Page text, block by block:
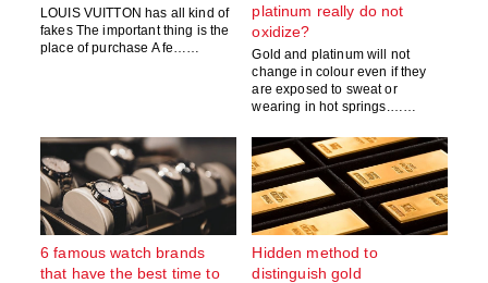
LOUIS VUITTON has all kind of
fakes The important thing is the
place of purchase A fe……
platinum really do not
oxidize?
Gold and platinum will not
change in colour even if they
are exposed to sweat or
wearing in hot springs.……
6 famous watch brands
that have the best time to
Hidden method to
distinguish gold